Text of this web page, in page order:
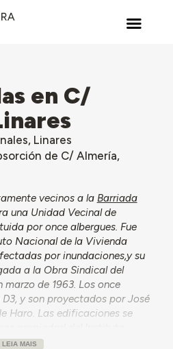
en C/
Linares
de C/ Almería,
vecinos a la Barriada
una Unidad Vecinal de
por once albergues. Fue
Nacional de la Vivienda
por inundaciones,y su
a la Obra Sindical del
de 1963. Los once
y son proyectados por José
Haro. Las edificaciones se
adquiridos por cesión gratuita
LEIA MAIS